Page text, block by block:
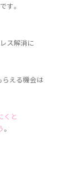
す。
ス解消に
らえる機会は
くと
。